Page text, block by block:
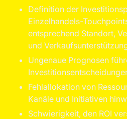
Definition der
Einzelhandels-
entsprechend Standort,
und
Ungenaue Prognosen
Fehlallokation von
Kanäle und Initiativen
Schwierigkeit, den ROI